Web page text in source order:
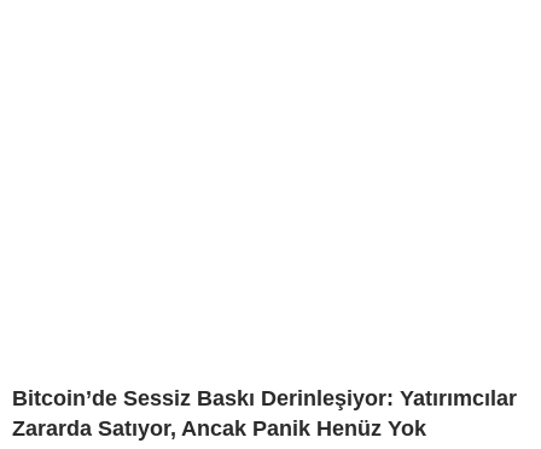
Bitcoin’de Sessiz Baskı Derinleşiyor: Yatırımcılar
Zararda Satıyor, Ancak Panik Henüz Yok